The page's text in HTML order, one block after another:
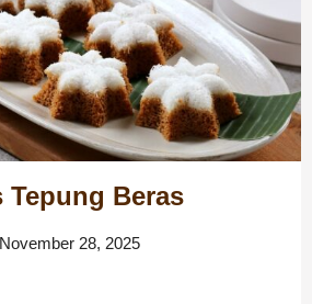
Tepung Beras
November 28, 2025